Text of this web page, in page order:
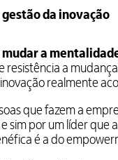
da inovação
mudar a
resistência a
realmente
que fazem a
sim por um líder que
é a do